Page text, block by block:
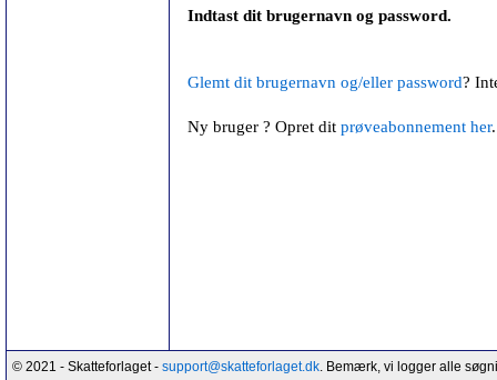
Indtast dit brugernavn og password.
Glemt dit brugernavn og/eller password?
Ny bruger ? Opret dit prøveabonnement her.
© 2021 - Skatteforlaget - support@skatteforlaget.dk. Bemærk, vi logger alle